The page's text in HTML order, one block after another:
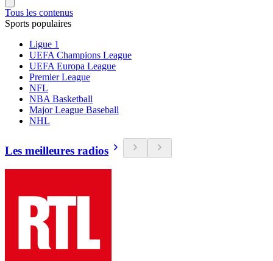
Tous les contenus
Sports populaires
Ligue 1
UEFA Champions League
UEFA Europa League
Premier League
NFL
NBA Basketball
Major League Baseball
NHL
Les meilleures radios